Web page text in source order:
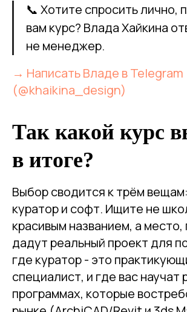
📞 Хотите спросить лично,
вам курс? Влада Хайкина
не менеджер.
→ Написать Владе в Telegram
(@khaikina_design)
Так какой курс
в итоге?
Выбор сводится к трём
куратор и софт. Ищите не
красивым названием, а место,
дадут реальный проект для
где куратор - это
специалист, и где вас научат
программах, которые